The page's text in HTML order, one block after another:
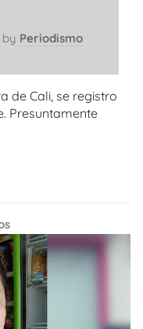
by Periodismo
de Cali, se registro
Presuntamente